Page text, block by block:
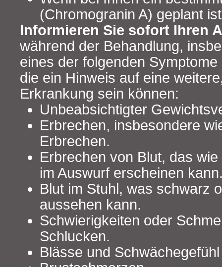
(Chromogranin A) geplant
Informieren Sie sofort Ihren
während der Behandlung,
eines der folgenden
die ein Hinweis auf eine
Erkrankung sein können:
Unbeabsichtigter
Erbrechen, insbesondere
Erbrechen.
Erbrechen von Blut, das
im Auswurf erscheinen
Blut im Stuhl, was schwarz
aussehen kann.
Schwierigkeiten oder
Schlucken.
Blässe und